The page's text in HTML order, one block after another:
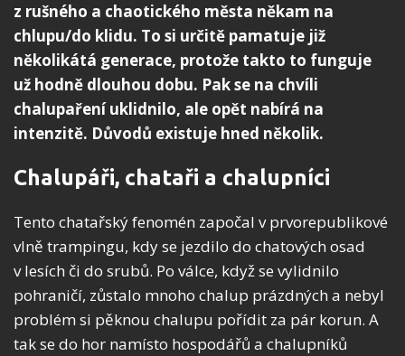
z rušného a chaotického města někam na
chlupu/do klidu. To si určitě pamatuje již
několikátá generace, protože takto to funguje
už hodně dlouhou dobu. Pak se na chvíli
chalupaření uklidnilo, ale opět nabírá na
intenzitě. Důvodů existuje hned několik.
Chalupáři, chataři a chalupníci
Tento chatařský fenomén započal v prvorepublikové
vlně trampingu, kdy se jezdilo do chatových osad
v lesích či do srubů. Po válce, když se vylidnilo
pohraničí, zůstalo mnoho chalup prázdných a nebyl
problém si pěknou chalupu pořídit za pár korun. A
tak se do hor namísto hospodářů a chalupníků